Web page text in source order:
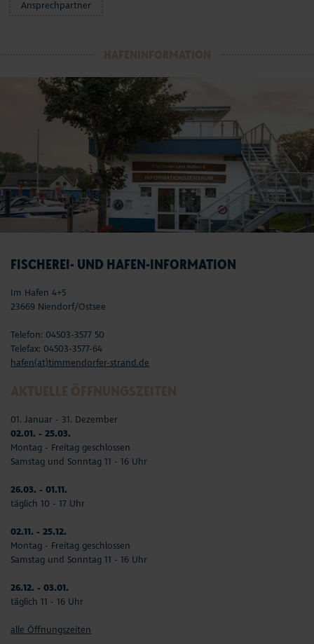
Ansprechpartner
FISCHEREI- UND HAFEN-INFORMATION
Im Hafen 4+5
23669 Niendorf/Ostsee
Telefon: 04503-3577 50
Telefax: 04503-3577-64
hafen(at)timmendorfer-strand.de
01. Januar - 31. Dezember
02.01. - 25.03.
Montag - Freitag geschlossen
Samstag und Sonntag 11 - 16 Uhr
26.03. - 01.11.
täglich 10 - 17 Uhr
02.11. - 25.12.
Montag - Freitag geschlossen
Samstag und Sonntag 11 - 16 Uhr
26.12. - 03.01.
täglich 11 - 16 Uhr
alle Öffnungszeiten